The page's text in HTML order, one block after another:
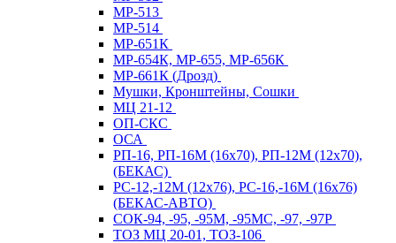
МР-513
МР-514
МР-651К
МР-654К, МР-655, МР-656К
МР-661К (Дрозд)
Мушки, Кронштейны, Сошки
МЦ 21-12
ОП-СКС
ОСА
РП-16, РП-16М (16х70), РП-12М (12х70),
(БЕКАС)
РС-12,-12М (12х76), РС-16,-16М (16х76)
(БЕКАС-АВТО)
СОК-94, -95, -95М, -95МС, -97, -97Р
ТОЗ МЦ 20-01, ТОЗ-106